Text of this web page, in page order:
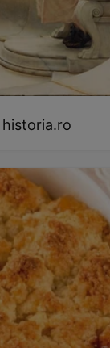
historia.ro